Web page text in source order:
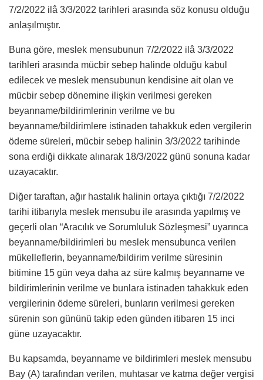
7/2/2022 ilâ 3/3/2022 tarihleri arasında söz konusu olduğu
anlaşılmıştır.
Buna göre, meslek mensubunun 7/2/2022 ilâ 3/3/2022
tarihleri arasında mücbir sebep halinde olduğu kabul
edilecek ve meslek mensubunun kendisine ait olan ve
mücbir sebep dönemine ilişkin verilmesi gereken
beyanname/bildirimlerinin verilme ve bu
beyanname/bildirimlere istinaden tahakkuk eden vergilerin
ödeme süreleri, mücbir sebep halinin 3/3/2022 tarihinde
sona erdiği dikkate alınarak 18/3/2022 günü sonuna kadar
uzayacaktır.
Diğer taraftan, ağır hastalık halinin ortaya çıktığı 7/2/2022
tarihi itibarıyla meslek mensubu ile arasında yapılmış ve
geçerli olan “Aracılık ve Sorumluluk Sözleşmesi” uyarınca
beyanname/bildirimleri bu meslek mensubunca verilen
mükelleflerin, beyanname/bildirim verilme süresinin
bitimine 15 gün veya daha az süre kalmış beyanname ve
bildirimlerinin verilme ve bunlara istinaden tahakkuk eden
vergilerinin ödeme süreleri, bunların verilmesi gereken
sürenin son gününü takip eden günden itibaren 15 inci
güne uzayacaktır.
Bu kapsamda, beyanname ve bildirimleri meslek mensubu
Bay (A) tarafından verilen, muhtasar ve katma değer vergisi